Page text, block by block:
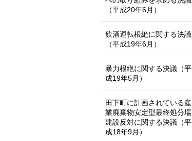
（平成20年6月）
飲酒運転根絶に関する決議
（平成19年6月）
暴力根絶に関する決議（平
成19年5月）
田下町に計画されている産
業廃棄物安定型最終処分場
建設反対に関する決議（平
成18年9月）